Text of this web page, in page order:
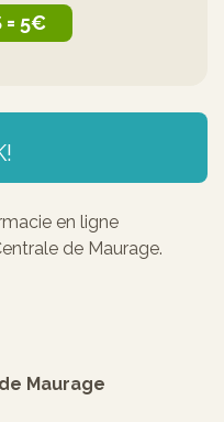
= 5€
en ligne
de Maurage.
Maurage